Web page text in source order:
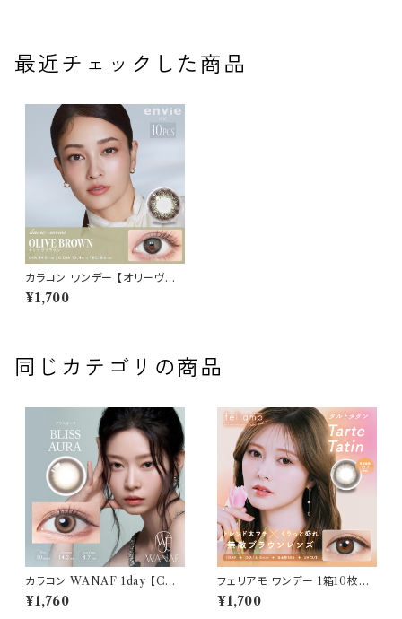
最近チェックした商品
カラコン ワンデー 【オリーヴブ
ラウン】アンヴィ ワンデー 1箱10
枚 14.0mm 黒木メイサ 度なし
¥1,700
同じカテゴリの商品
カラコン WANAF 1day 【COL
OR：ブリスオーラ】1箱 10枚入
ワナフ ワンデー キムミンジュ K
¥1,760
フェリアモ ワンデー 1箱10枚入
り【COLOR：タルトタタン】 白石
麻衣（まいやん） イメージモデ
¥1,700